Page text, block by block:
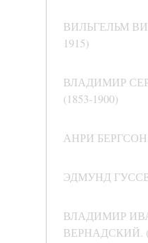
ВИЛЬГЕЛЬМ
1915)
ВЛАДИМИР
(1853-1900)
АНРИ БЕРГСОН.
ЭДМУНД
ВЛАДИМИР
ВЕРНАДСКИЙ.